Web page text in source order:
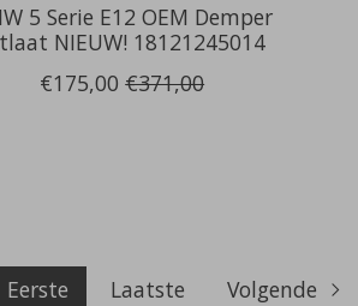
5 Serie E12 OEM Demper
NIEUW! 18121245014
€175,00 €371,00
Eerste Laatste Volgende